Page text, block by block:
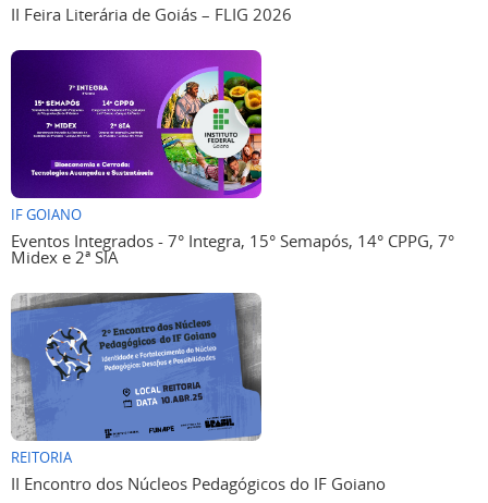
II Feira Literária de Goiás – FLIG 2026
IF GOIANO
Eventos Integrados - 7° Integra, 15° Semapós, 14° CPPG, 7°
Midex e 2ª SIA
REITORIA
II Encontro dos Núcleos Pedagógicos do IF Goiano